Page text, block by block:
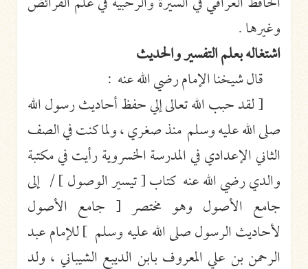
وغيرها .
اشتغاله بعلم التفسير والحديث
قال شيخنا الإمام رضي الله عنه :
[ لقد حبب الله تعالى إلي حفظ أحاديث رسول الله
صلى الله عليه وسلم منذ صغري ، ولما كنت في الصف
الثاني الإعدادي في المدرسة الخسروية رأيت في مكتبة
والدي رضي الله عنه كتاب [ تيسير الوصول ] / إلى
جامع الأصول وهو مختصر [ جامع الأصول
لأحاديث الرسول صلى الله عليه وسلم ] للإمام عبد
الرحمن بن علي المعروف بابن الديبع الشيباني ، ولد